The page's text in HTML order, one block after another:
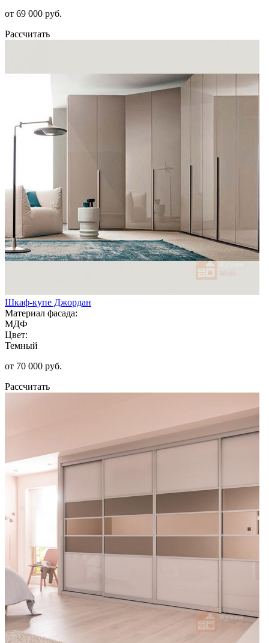
от 69 000 руб.
Рассчитать
Шкаф-купе Джордан
Материал фасада:
МДФ
Цвет:
Темный
от 70 000 руб.
Рассчитать